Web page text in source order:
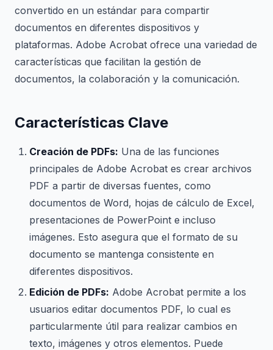
convertido en un estándar para compartir
documentos en diferentes dispositivos y
plataformas. Adobe Acrobat ofrece una variedad de
características que facilitan la gestión de
documentos, la colaboración y la comunicación.
Características Clave
Creación de PDFs: Una de las funciones
principales de Adobe Acrobat es crear archivos
PDF a partir de diversas fuentes, como
documentos de Word, hojas de cálculo de Excel,
presentaciones de PowerPoint e incluso
imágenes. Esto asegura que el formato de su
documento se mantenga consistente en
diferentes dispositivos.
Edición de PDFs: Adobe Acrobat permite a los
usuarios editar documentos PDF, lo cual es
particularmente útil para realizar cambios en
texto, imágenes y otros elementos. Puede